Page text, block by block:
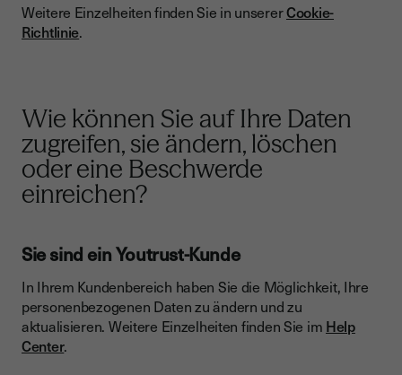
Weitere Einzelheiten finden Sie in unsererCookie-
Richtlinie.
Wie können Sie auf Ihre Daten
zugreifen, sie ändern, löschen
oder eine Beschwerde
einreichen?
Sie sind ein Youtrust-Kunde
In Ihrem Kundenbereich haben Sie die Möglichkeit, Ihre
personenbezogenen Daten zu ändern und zu
aktualisieren. Weitere Einzelheiten finden Sie im Help
Center.